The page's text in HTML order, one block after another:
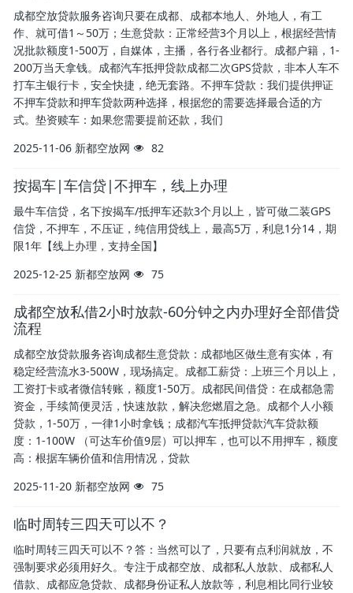
成都空放贷款服务咨询只要在成都、成都本地人、外地人，有工
作、就可借1～50万；生意贷款：正常经营3个月以上，根据经营情
况批款额度1-500万，自媒体，主播，各行各业都行。成都户籍，1-
200万当天拿钱。成都汽车抵押贷款成都二次GPS贷款，非本人车不
打车主银行卡，安全快捷，绝无套路。不押车贷款：我们提供押证
不押车贷款和押车贷款两种选择，根据您的需要选择最合适的方
式。垫资赎车：如果您需要提前还款，我们
2025-11-06 新都空放网 82
按揭车|车信贷|不押车，线上办理
最牛车信贷，名下按揭车/抵押车还款3个月以上，皆可做二装GPS
信贷，不押车，不压证，纯信用贷线上，最高5万，利息1分14，期
限1年【线上办理，支持全国】
2025-12-25 新都空放网 75
成都空放私借2小时放款-60分钟之内办理好全部借贷
流程
成都空放贷款服务咨询成都生意贷款：成都地区做生意有实体，有
稳定经营流水3-500W，现场搞定。成都工薪贷：上班三个月以上，
工资打卡或者微信转账，额度1-50万。成都民间借贷：在成都急需
资金，手续简便灵活，快速放款，解决您燃眉之急。成都个人小额
贷款，1-50万，一律1小时拿钱；成都汽车抵押贷款汽车贷款额
度：1-100W （可达车价值9层）可以押车，也可以不用押车，额度
高：根据车辆价值和信用情况，贷款
2025-11-20 新都空放网 75
临时周转三四天可以不？
临时周转三四天可以不？答：当然可以了，只要有点利润就放，不
强制要求必须用好久。专注于成都空放、成都私人放款、成都私人
借款、成都应急贷款、成都身份证私人放款等，利息相比同行业较